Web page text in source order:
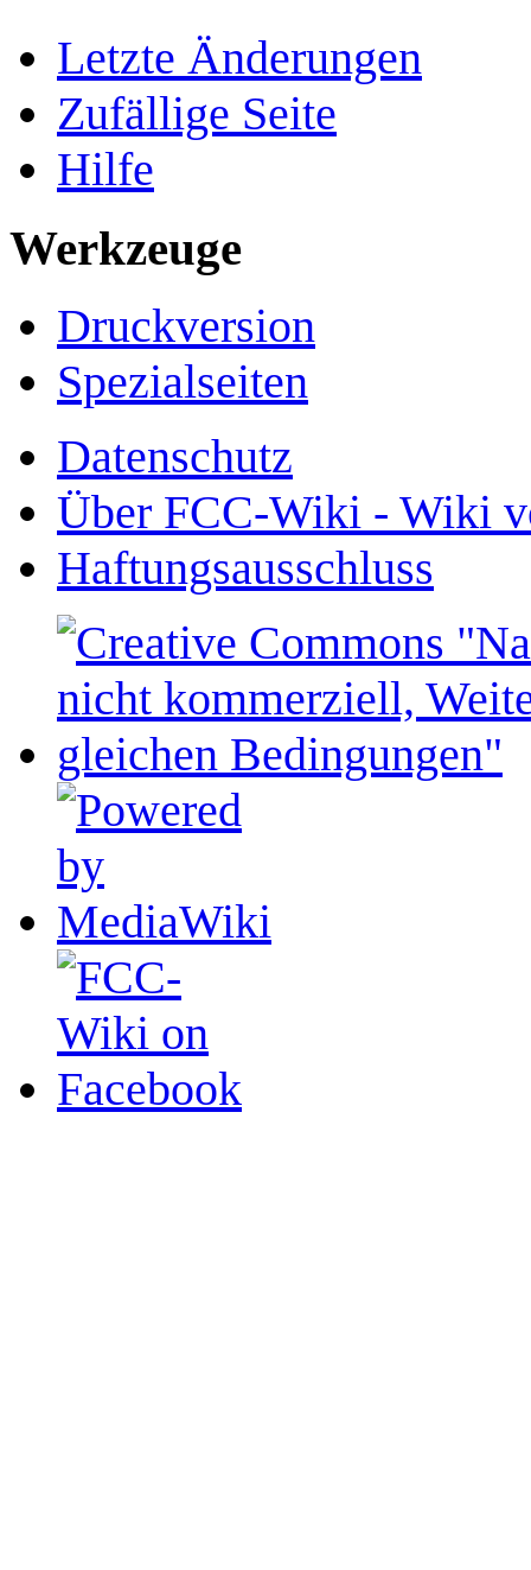
Letzte Änderungen
Zufällige Seite
Hilfe
Werkzeuge
Druckversion
Spezialseiten
Datenschutz
Über FCC-Wiki - Wiki
Haftungsausschluss